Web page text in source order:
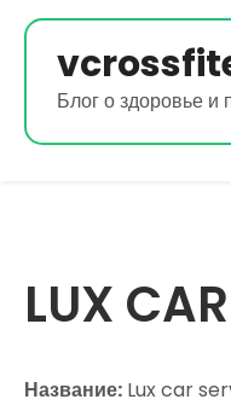
Перейти
содержимому
Блог о здоровье и
LUX
Название: Lux car